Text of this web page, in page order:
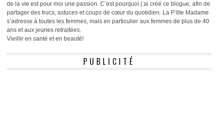
de la vie est pour moi une passion. C’est pourquoi j’ai créé ce blogue, afin de
partager des trucs, astuces et coups de cœur du quotidien. La P’tite Madame
s’adresse à toutes les femmes, mais en particulier aux femmes de plus de 40
ans et aux jeunes retraitées.
Vieillir en santé et en beauté!
PUBLICITÉ